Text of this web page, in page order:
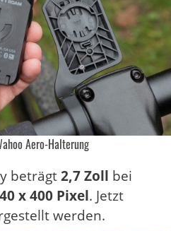
Aero-Halterung
beträgt2,7 Zoll bei
x 400 Pixel. Jetzt
werden.